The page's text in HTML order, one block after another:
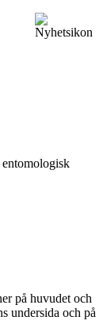
på huvudet och
undersida och på